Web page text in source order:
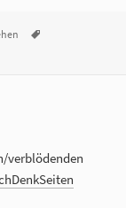
verblödenden